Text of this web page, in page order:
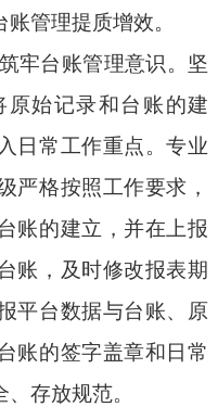
管理提质增效。
牢台账管理意识。坚
原始记录和台账的建
日常工作重点。专业
严格按照工作要求，
账的建立，并在上报
账， 及时修改报表期
平台数据与台账、 原
账的签字盖章和 日常
存放规范。